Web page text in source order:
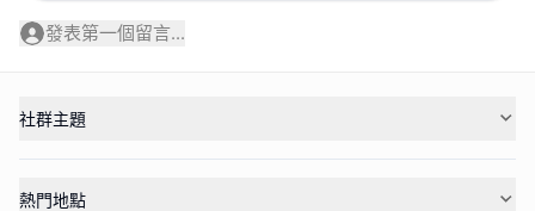
發表第一個留言...
社群主題
熱門地點